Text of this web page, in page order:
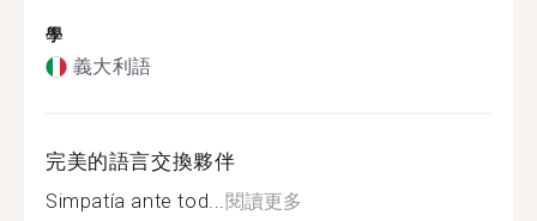
學
義大利語
完美的語言交換夥伴
Simpatía ante tod...閱讀更多